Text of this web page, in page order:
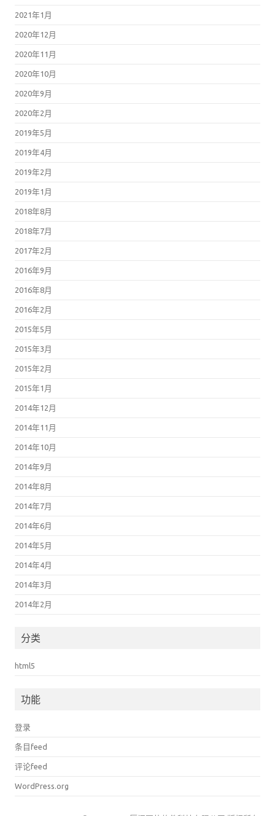
2021年1月
2020年12月
2020年11月
2020年10月
2020年9月
2020年2月
2019年5月
2019年4月
2019年2月
2019年1月
2018年8月
2018年7月
2017年2月
2016年9月
2016年8月
2016年2月
2015年5月
2015年3月
2015年2月
2015年1月
2014年12月
2014年11月
2014年10月
2014年9月
2014年8月
2014年7月
2014年6月
2014年5月
2014年4月
2014年3月
2014年2月
分类
html5
功能
登录
条目feed
评论feed
WordPress.org